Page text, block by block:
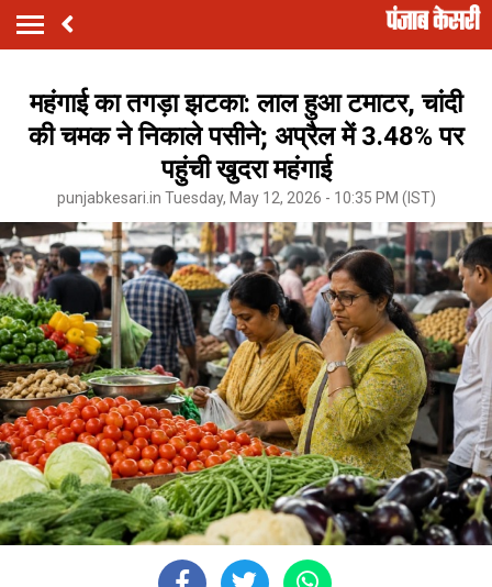
महंगाई का तगड़ा झटका: लाल हुआ टमाटर, चांदी
की चमक ने निकाले पसीने; अप्रैल में 3.48% पर
पहुंची खुदरा महंगाई
punjabkesari.in Tuesday, May 12, 2026 - 10:35 PM (IST)